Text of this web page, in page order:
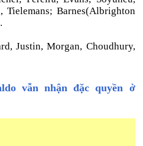
Barnes(Albrighton
Justin, Morgan, Choudhury,
vẫn nhận đặc quyền ở